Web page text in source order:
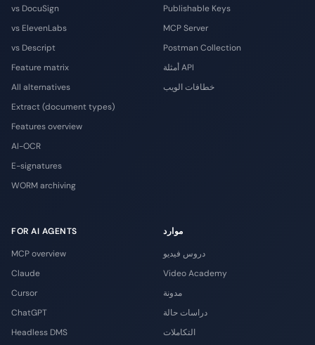
vs DocuSign
vs ElevenLabs
vs Descript
Feature matrix
All alternatives
Extract (document types)
Features overview
AI-OCR
E-signatures
WORM archiving
Publishable Keys
MCP Server
Postman Collection
أمثلة API
خطافات الويب
FOR AI AGENTS
MCP overview
Claude
Cursor
ChatGPT
Headless DMS
موارد
دروس فيديو
Video Academy
مدونة
دراسات حالة
التكاملات